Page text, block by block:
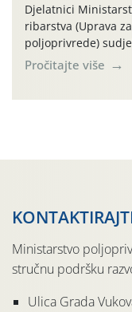
Djelatnici
ribarstva (Uprava
poljoprivrede)
forumu, održanom
tradicije u
Pročitajte više
Ministarstvo
stručnu podršku
Ulica Grada